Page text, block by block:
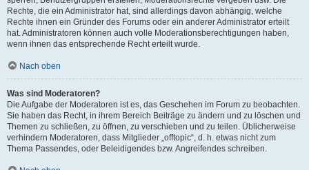
Rechte, die ein Administrator hat, sind allerdings davon abhängig, welche
Rechte ihnen ein Gründer des Forums oder ein anderer Administrator erteilt
hat. Administratoren können auch volle Moderationsberechtigungen haben,
wenn ihnen das entsprechende Recht erteilt wurde.
Nach oben
Was sind Moderatoren?
Die Aufgabe der Moderatoren ist es, das Geschehen im Forum zu beobachten.
Sie haben das Recht, in ihrem Bereich Beiträge zu ändern und zu löschen und
Themen zu schließen, zu öffnen, zu verschieben und zu teilen. Üblicherweise
verhindern Moderatoren, dass Mitglieder „offtopic“, d. h. etwas nicht zum
Thema Passendes, oder Beleidigendes bzw. Angreifendes schreiben.